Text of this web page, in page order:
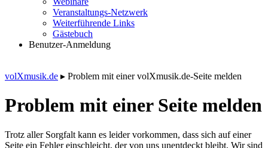
Veranstaltungs-Netzwerk
Weiterführende Links
Gästebuch
Benutzer-Anmeldung
volXmusik.de ▸ Problem mit einer volXmusik.de-Seite melden
Problem mit einer Seite melden
Trotz aller Sorgfalt kann es leider vorkommen, dass sich auf einer
Seite ein Fehler einschleicht, der von uns unentdeckt bleibt. Wir sind